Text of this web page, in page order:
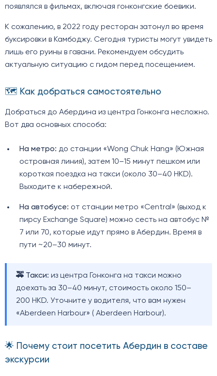
появлялся в фильмах, включая гонконгские боевики.
К сожалению, в 2022 году ресторан затонул во время
буксировки в Камбоджу. Сегодня туристы могут увидеть
лишь его руины в гавани. Рекомендуем обсудить
актуальную ситуацию с гидом перед посещением.
🗺️ Как добраться самостоятельно
Добраться до Абердина из центра Гонконга несложно.
Вот два основных способа:
На метро: до станции «Wong Chuk Hang» (Южная
островная линия), затем 10–15 минут пешком или
короткая поездка на такси (около 30–40 HKD).
Выходите к набережной.
На автобусе: от станции метро «Central» (выход к
пирсу Exchange Square) можно сесть на автобус №
7 или 70, которые идут прямо в Абердин. Время в
пути ~20–30 минут.
🚕 Такси: из центра Гонконга на такси можно
доехать за 30–40 минут, стоимость около 150–
200 HKD. Уточните у водителя, что вам нужен
«Aberdeen Harbour» ( Aberdeen Harbour).
🌟 Почему стоит посетить Абердин в составе
экскурсии